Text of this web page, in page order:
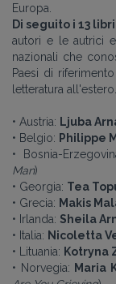
Europa.
Di seguito i 13
autori e le autrici
nazionali che
Paesi di
letteratura all'estero.
• Austria: Ljuba
• Belgio: Philippe
• Bosnia-
Man)
• Georgia: Tea
• Grecia: Makis
• Irlanda: Sheila
• Italia: Nicoletta
• Lituania: Kotryna
• Norvegia: Maria